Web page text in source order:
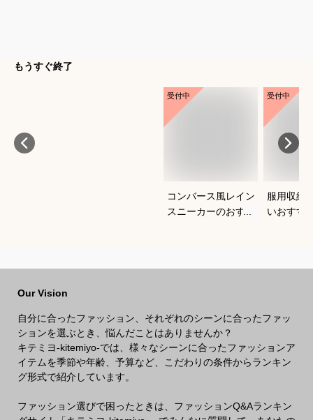
もうすぐ終了
受付中
コンバース風レイン
スニーカーのおすす
受付中
服用収納
いおすす
Our Vision
自分に合ったファッション、それぞれのシーンに合ったファッ
ションを選ぶとき、悩んだことはありませんか？
キテミヨ-kitemiyo-では、様々なシーンに合ったファッションア
イテムを季節や年齢、予算など、こだわりの条件からランキン
グ形式で紹介しています。
ファッション選びで困ったときは、ファッションQ&Aランキン